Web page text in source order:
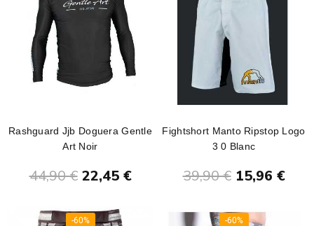
Rashguard Jjb Doguera Gentle
Art Noir
44,90 € 22,45 €
Fightshort Manto Ripstop Logo
3 0 Blanc
39,90 € 15,96 €
-60% -60%